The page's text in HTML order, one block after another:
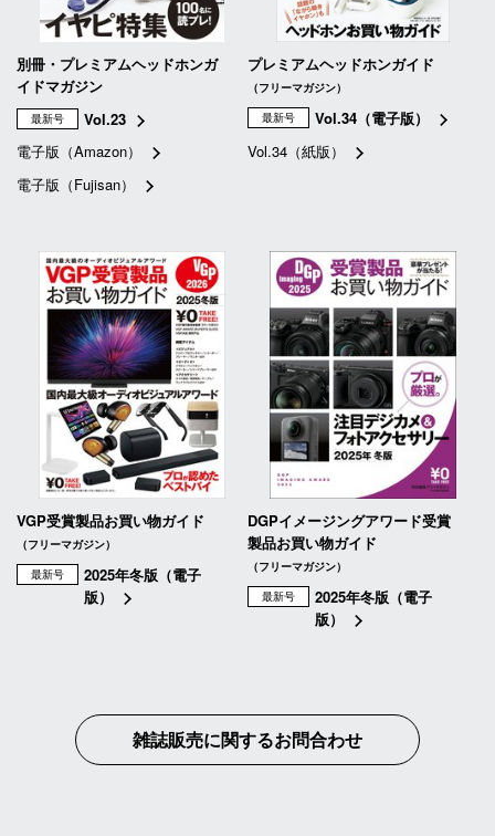
別冊・プレミアムヘッドホンガ
イドマガジン
最新号
Vol.23
電子版（Amazon）
電子版（Fujisan）
プレミアムヘッドホンガイド
（フリーマガジン）
最新号
Vol.34（電子版）
Vol.34（紙版）
VGP受賞製品お買い物ガイド
（フリーマガジン）
最新号
2025年冬版（電子
版）
DGPイメージングアワード受賞
製品お買い物ガイド
（フリーマガジン）
最新号
2025年冬版（電子
版）
雑誌販売に関するお問合わせ